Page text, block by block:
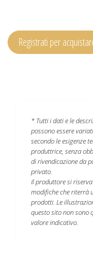
Registrati per
* Tutti i dati e le
possono essere
secondo le esigenze
produttrice, senza
di rivendicazione da
privato.
Il produttore si
modifiche che riterrà
prodotti. Le
questo sito non sono
valore indicativo.